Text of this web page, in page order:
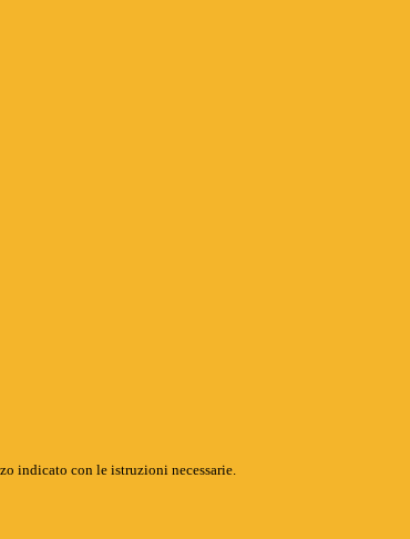
indicato con le istruzioni necessarie.